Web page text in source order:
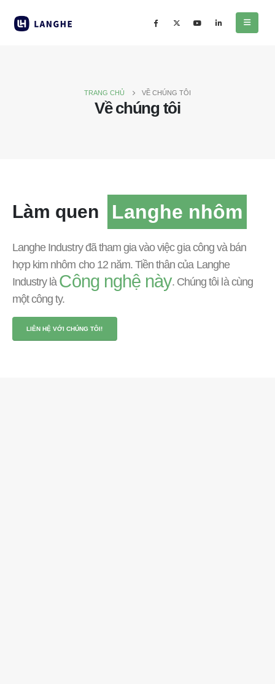
TRANG CHỦ VỀ CHÚNG TÔI
Về chúng tôi
Làm quen Langhe nhôm
Langhe Industry đã tham gia vào việc gia công và bán
hợp kim nhôm cho 12 năm. Tiền thân của Langhe
Industry là Công nghệ này. Chúng tôi là cùng
một công ty.
LIÊN HỆ VỚI CHÚNG TÔI!